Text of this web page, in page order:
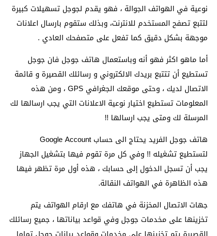
نوعية في الهواتف الجوالة ، فهو يقدم لجوجل تسهيلات كبيرة
لتتبع تصفح المستخدم للانترنت، وبذلك ستقوم بارسال اعلانات
موجهة بشكل دقيق كما تفعل على متصفحك العادي .
أما ماهو اكثر فهو أنه وباستعمال هاتف جوجل فان جوجل
تستطيع أن تتتبع بريدك الالكتروني و رسائلك القصيرة و قائمة
الاتصال لديك ، وحتى موقعك الجغرافي GPS ، ومن هذه
المعلومات تستطيع اختيار نوعية الاعلانات التي يجب ارسالها لك
المرسلة لك ومتى يجب ارسالها !!
هاتف جوجل الفريد يحتاج الى حساب Google Account
لتستطيع تشغيله !! وفي كل مرة تقوم فيها بتشغيل الجهاز
يجب أن تسجل الدخول إلى حسابك ، هذه أول مرة تظهر فيها
هذه الظاهرة في الهواتف النقالة.
جهات الاتصال المخزنة في هاتفك مع ارقام الهواتف يتم
تخزينها على مخدمات جوجل وفي قواعد بياناتها ، جميع رسائلك